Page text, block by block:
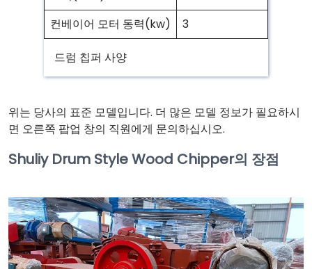
컨베이어 모터 동력(kw)
3
드럼 칩퍼 사양
위는 당사의 표준 모델입니다. 더 많은 모델 정보가 필요하시
면 오른쪽 팝업 창의 직원에게 문의하십시오.
Shuliy Drum Style Wood Chipper의 장점